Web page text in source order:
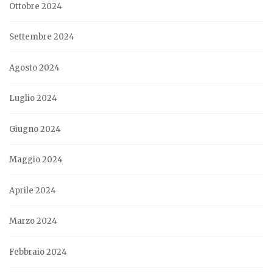
Ottobre 2024
Settembre 2024
Agosto 2024
Luglio 2024
Giugno 2024
Maggio 2024
Aprile 2024
Marzo 2024
Febbraio 2024